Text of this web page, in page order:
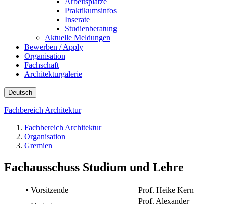
Praktikumsinfos
Inserate
Studienberatung
Aktuelle Meldungen
Bewerben / Apply
Organisation
Fachschaft
Architekturgalerie
Deutsch
Fachbereich Architektur
Fachbereich Architektur
Organisation
Gremien
Fachausschuss Studium und Lehre
▪ Vorsitzende
Prof. Heike Kern
Prof. Alexander